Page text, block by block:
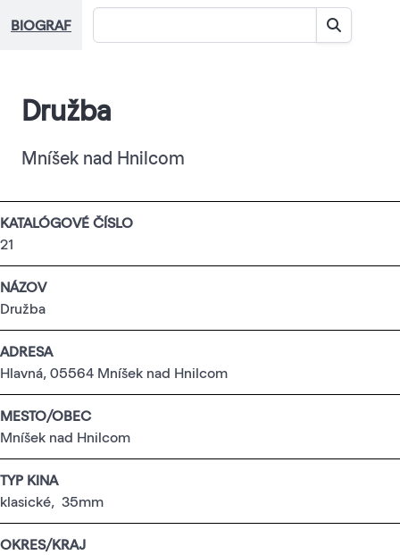
BIOGRAF
Družba
Mníšek nad Hnilcom
KATALÓGOVÉ ČÍSLO
21
NÁZOV
Družba
ADRESA
Hlavná, 05564 Mníšek nad Hnilcom
MESTO/OBEC
Mníšek nad Hnilcom
TYP KINA
klasické, 35mm
OKRES/KRAJ